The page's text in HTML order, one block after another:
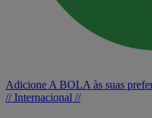
Adicione A BOLA às suas
// Internacional //